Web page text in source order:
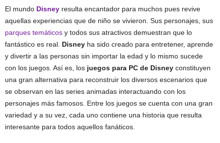
El mundo Disney resulta encantador para muchos pues revive
aquellas experiencias que de niño se vivieron. Sus personajes, sus
parques temáticos y todos sus atractivos demuestran que lo
fantástico es real. Disney ha sido creado para entretener, aprende
y divertir a las personas sin importar la edad y lo mismo sucede
con los juegos. Así es, los juegos para PC de Disney constituyen
una gran alternativa para reconstruir los diversos escenarios que
se observan en las series animadas interactuando con los
personajes más famosos. Entre los juegos se cuenta con una gran
variedad y a su vez, cada uno contiene una historia que resulta
interesante para todos aquellos fanáticos.